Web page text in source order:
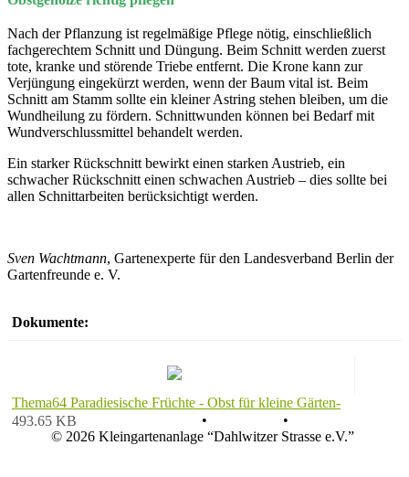
Nach der Pflanzung ist regelmäßige Pflege nötig, einschließlich
fachgerechtem Schnitt und Düngung. Beim Schnitt werden zuerst
tote, kranke und störende Triebe entfernt. Die Krone kann zur
Verjüngung eingekürzt werden, wenn der Baum vital ist. Beim
Schnitt am Stamm sollte ein kleiner Astring stehen bleiben, um die
Wundheilung zu fördern. Schnittwunden können bei Bedarf mit
Wundverschlussmittel behandelt werden.
Ein starker Rückschnitt bewirkt einen starken Austrieb, ein
schwacher Rückschnitt einen schwachen Austrieb – dies sollte bei
allen Schnittarbeiten berücksichtigt werden.
Sven Wachtmann, Gartenexperte für den Landesverband Berlin der
Gartenfreunde e. V.
Dokumente:
Thema64 Paradiesische Früchte - Obst für kleine Gärten-
493.65 KB
•
•
© 2026 Kleingartenanlage “Dahlwitzer Strasse e.V.”